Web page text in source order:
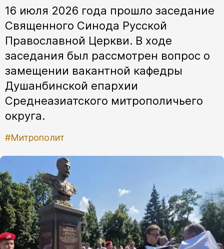
16 июля 2026 года прошло заседание
Священного Синода Русской
Православной Церкви. В ходе
заседания был рассмотрен вопрос о
замещении вакантной кафедры
Душанбинской епархии
Среднеазиатского митрополичьего
округа.
#Митрополит